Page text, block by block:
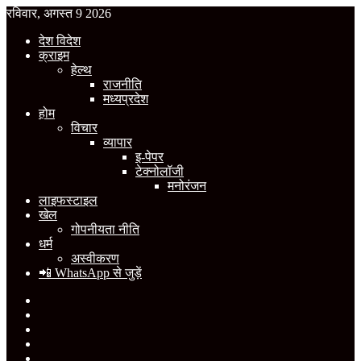
रविवार, अगस्त 9 2026
देश विदेश
क्राइम
हेल्थ
राजनीति
मध्यप्रदेश
होम
विचार
व्यापार
इ-पेपर
टेक्नोलॉजी
मनोरंजन
लाइफस्टाइल
खेल
गोपनीयता नीति
धर्म
अस्वीकरण
📲 WhatsApp से जुड़ें